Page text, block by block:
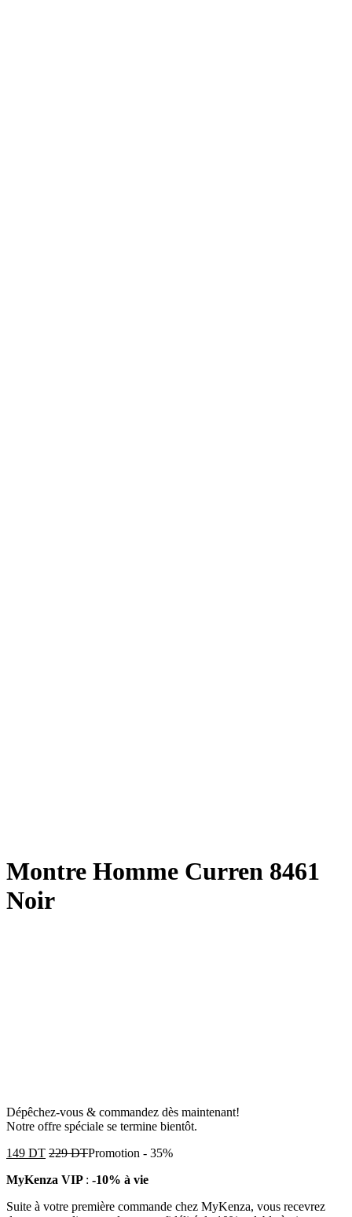
Montre Homme Curren 8461
Noir
Dépêchez-vous & commandez dès maintenant!
Notre offre spéciale se termine bientôt.
149 DT 229DTPromotion - 35%
MyKenza VIP : -10% à vie
Suite à votre première commande chez MyKenza, vous recevrez